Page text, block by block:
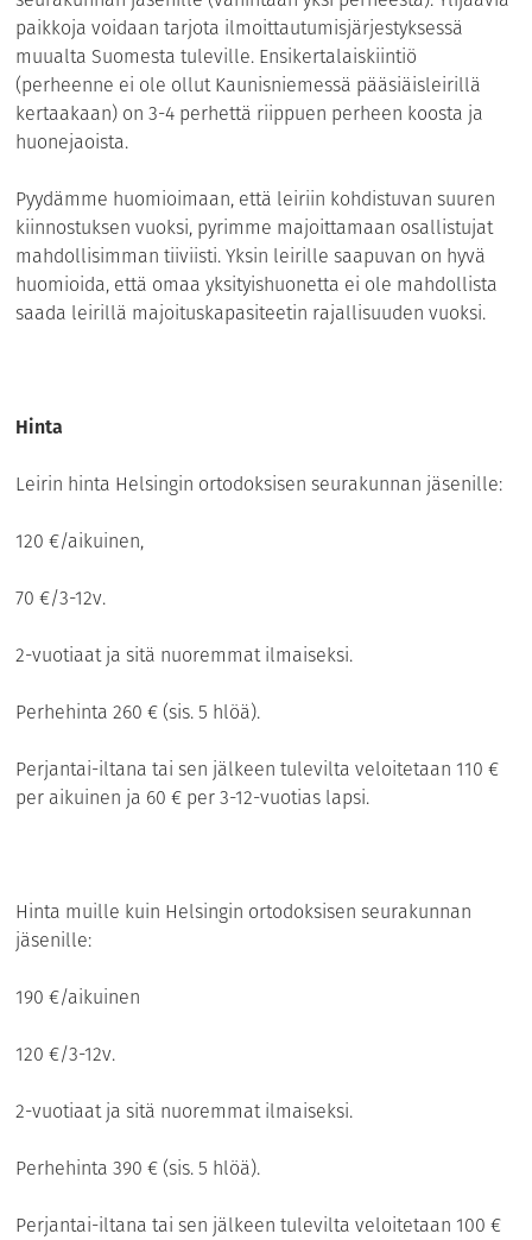
paikkoja voidaan tarjota ilmoittautumisjärjestyksessä
muualta Suomesta tuleville. Ensikertalaiskiintiö
(perheenne ei ole ollut Kaunisniemessä pääsiäisleirillä
kertaakaan) on 3-4 perhettä riippuen perheen koosta ja
huonejaoista.
Pyydämme huomioimaan, että leiriin kohdistuvan suuren
kiinnostuksen vuoksi, pyrimme majoittamaan osallistujat
mahdollisimman tiiviisti. Yksin leirille saapuvan on hyvä
huomioida, että omaa yksityishuonetta ei ole mahdollista
saada leirillä majoituskapasiteetin rajallisuuden vuoksi.
Hinta
Leirin hinta Helsingin ortodoksisen seurakunnan jäsenille:
120 €/aikuinen,
70 €/3-12v.
2-vuotiaat ja sitä nuoremmat ilmaiseksi.
Perhehinta 260 € (sis. 5 hlöä).
Perjantai-iltana tai sen jälkeen tulevilta veloitetaan 110 €
per aikuinen ja 60 € per 3-12-vuotias lapsi.
Hinta muille kuin Helsingin ortodoksisen seurakunnan
jäsenille:
190 €/aikuinen
120 €/3-12v.
2-vuotiaat ja sitä nuoremmat ilmaiseksi.
Perhehinta 390 € (sis. 5 hlöä).
Perjantai-iltana tai sen jälkeen tulevilta veloitetaan 100 €